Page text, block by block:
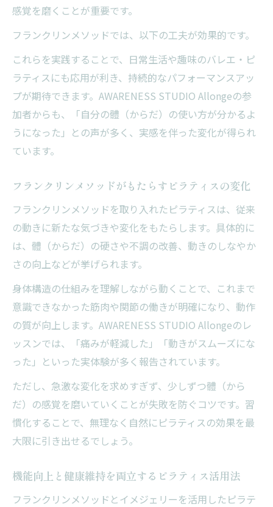
感覚を磨くことが重要です。
フランクリンメソッドでは、以下の工夫が効果的です。
これらを実践することで、日常生活や趣味のバレエ・ピ
ラティスにも応用が利き、持続的なパフォーマンスアッ
プが期待できます。AWARENESS STUDIO Allongeの参
加者からも、「自分の體（からだ）の使い方が分かるよ
うになった」との声が多く、実感を伴った変化が得られ
ています。
フランクリンメソッドがもたらすピラティスの変化
フランクリンメソッドを取り入れたピラティスは、従来
の動きに新たな気づきや変化をもたらします。具体的に
は、體（からだ）の硬さや不調の改善、動きのしなやか
さの向上などが挙げられます。
身体構造の仕組みを理解しながら動くことで、これまで
意識できなかった筋肉や関節の働きが明確になり、動作
の質が向上します。AWARENESS STUDIO Allongeのレ
ッスンでは、「痛みが軽減した」「動きがスムーズにな
った」といった実体験が多く報告されています。
ただし、急激な変化を求めすぎず、少しずつ體（から
だ）の感覚を磨いていくことが失敗を防ぐコツです。習
慣化することで、無理なく自然にピラティスの効果を最
大限に引き出せるでしょう。
機能向上と健康維持を両立するピラティス活用法
フランクリンメソッドとイメジェリーを活用したピラテ